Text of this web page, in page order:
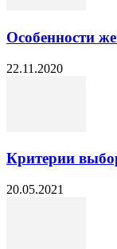
Особенности
22.11.2020
Критерии
20.05.2021